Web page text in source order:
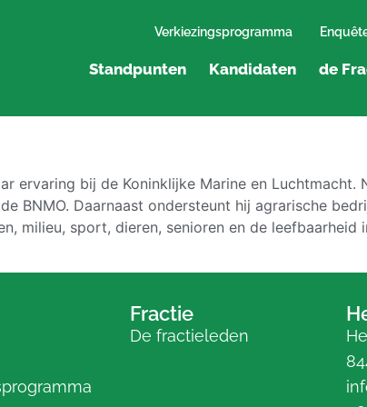
Verkiezingsprogramma
Standpunten Kandidaten de
ervaring bij de Koninklijke Marine en
BNMO. Daarnaast ondersteunt hij agrarische
milieu, sport, dieren, senioren en de leefbaarheid
Fractie
De fractieleden